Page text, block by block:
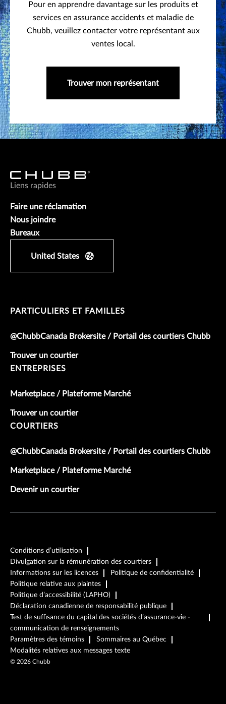
Pour en apprendre davantage sur les produits et
services en assurance accidents et maladie de
Chubb, veuillez contacter votre représentant aux
ventes local.
Trouver mon représentant
Liens rapides
Faire une réclamation
Nous joindre
Bureaux
United States
PARTICULIERS ET FAMILLES
@ChubbCanada Brokersite / Portail des courtiers Chubb
Trouver un courtier
ENTREPRISES
Marketplace / Plateforme Marché
Trouver un courtier
COURTIERS
@ChubbCanada Brokersite / Portail des courtiers Chubb
Marketplace / Plateforme Marché
Devenir un courtier
Conditions d’utilisation
Divulgation sur la rémunération des courtiers
Informations sur les licences
Politique de confidentialité
Politique relative aux plaintes
Politique d’accessibilité (LAPHO)
Déclaration canadienne de responsabilité publique
Test de suffisance du capital des sociétés d’assurance-vie -
communication de renseignements
Paramètres des témoins
Sommaires au Québec
Modalités relatives aux messages texte
© 2026 Chubb